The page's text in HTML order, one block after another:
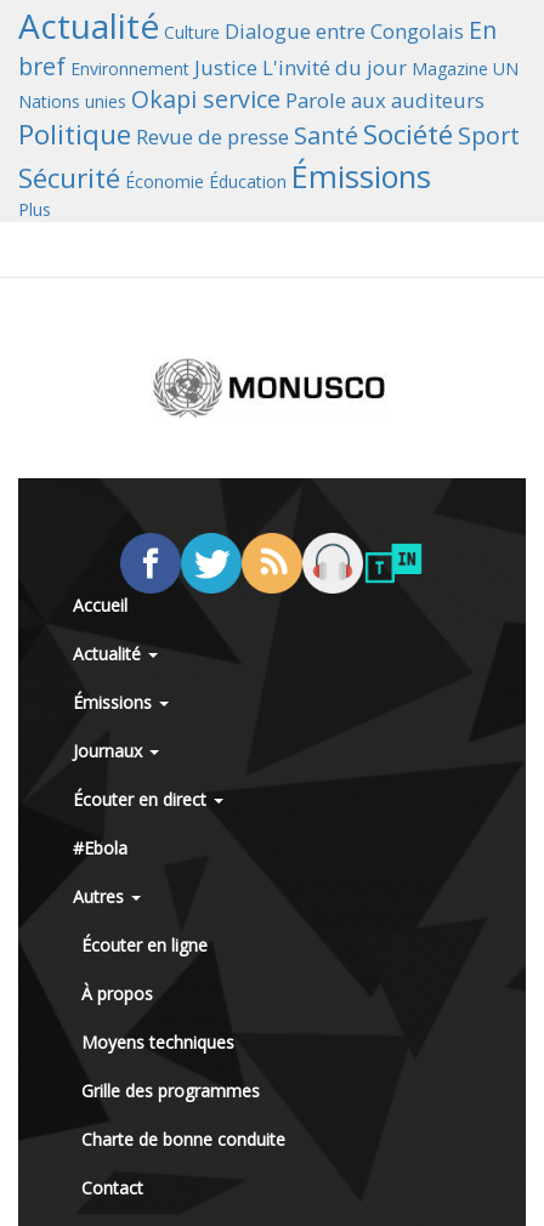
Actualité Culture Dialogue entre Congolais En
bref Environnement Justice L'invité du jour Magazine UN
Nations unies Okapi service Parole aux auditeurs
Politique Revue de presse Santé Société Sport
Sécurité Économie Éducation Émissions
Plus
Accueil
Actualité
Émissions
Journaux
Écouter en direct
#Ebola
Autres
Écouter en ligne
À propos
Moyens techniques
Grille des programmes
Charte de bonne conduite
Contact